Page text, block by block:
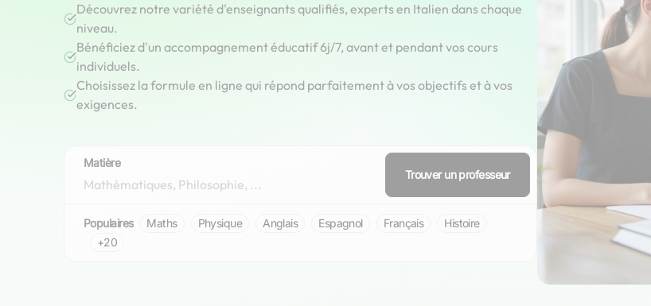
Découvrez notre variété d'enseignants qualifiés, experts en Italien dans chaque
niveau.
Bénéficiez d'un accompagnement éducatif 6j/7, avant et pendant vos cours
individuels.
Choisissez la formule en ligne qui répond parfaitement à vos objectifs et à vos
exigences.
Matière
Trouver un professeur
Populaires Maths Physique Anglais Espagnol Français
Histoire
+20